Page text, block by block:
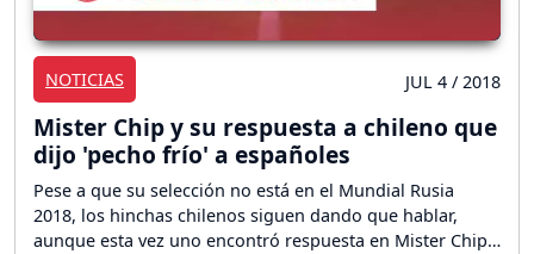
NOTICIAS JUL 4 / 2018
Mister Chip y su respuesta a chileno que
dijo 'pecho frío' a españoles
Pese a que su selección no está en el Mundial Rusia
2018, los hinchas chilenos siguen dando que hablar,
aunque esta vez uno encontró respuesta en Mister Chip.